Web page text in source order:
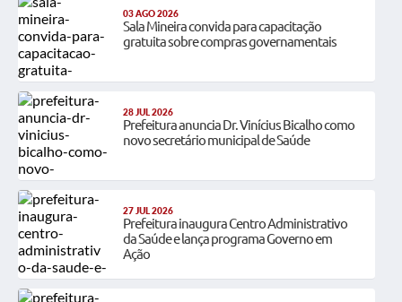
03 AGO 2026
Sala Mineira convida para capacitação
gratuita sobre compras governamentais
28 JUL 2026
Prefeitura anuncia Dr. Vinícius Bicalho como
novo secretário municipal de Saúde
27 JUL 2026
Prefeitura inaugura Centro Administrativo
da Saúde e lança programa Governo em
Ação